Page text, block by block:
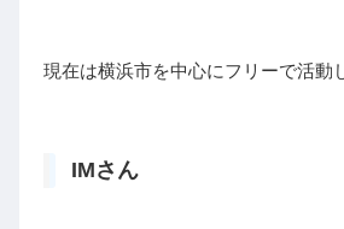
現在は横浜市を中心にフリーで活動
IMさん